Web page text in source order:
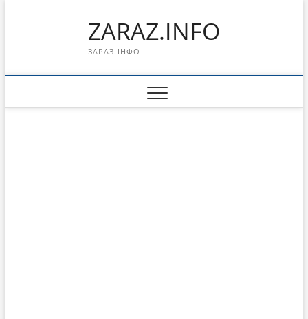
ZARAZ.INFO
ЗАРАЗ.ІНФО